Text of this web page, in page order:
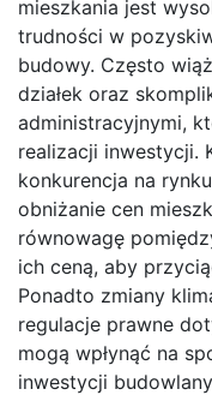
mieszkania jest
trudności w
budowy. Często
działek oraz
administracyjnymi,
realizacji inwestycji.
konkurencja na
obniżanie cen
równowagę
ich ceną, aby
Ponadto zmiany
regulacje prawne
mogą wpłynąć na
inwestycji